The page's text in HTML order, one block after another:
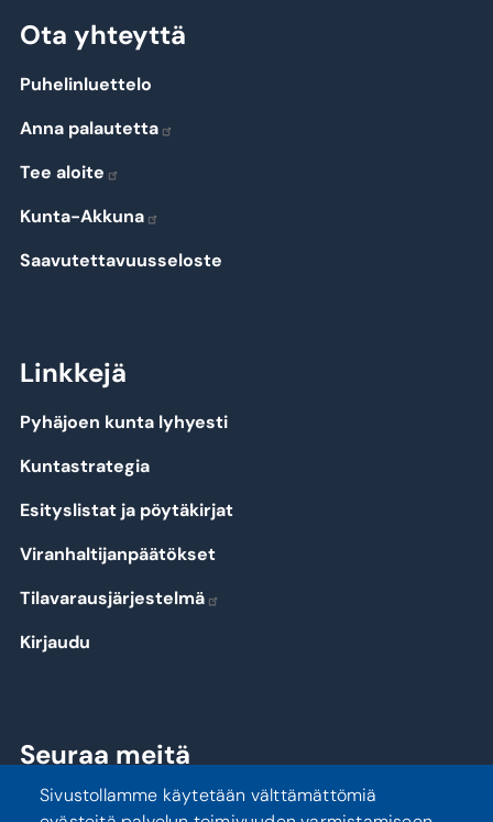
Ota yhteyttä
Puhelinluettelo
Anna palautetta
Tee aloite
Kunta-Akkuna
Saavutettavuusseloste
Linkkejä
Pyhäjoen kunta lyhyesti
Kuntastrategia
Esityslistat ja pöytäkirjat
Viranhaltijanpäätökset
Tilavarausjärjestelmä
Kirjaudu
Seuraa meitä
Sivustollamme käytetään välttämättömiä